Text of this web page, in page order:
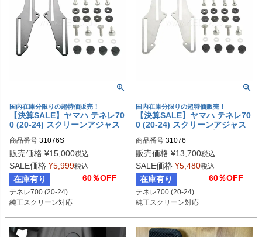
国内在庫分限りの超特価販売！
【決算SALE】ヤマハ テネレ70
0 (20-24) スクリーンアジャス
シールドアダプター 31076S ケ
ドー
商品番号 31076S
販売価格 ¥15,000税込
SALE価格 ¥5,999税込
在庫有り 60％OFF
テネレ700 (20-24)
純正スクリーン対応
国内在庫分限りの超特価販売！
【決算SALE】ヤマハ テネレ70
0 (20-24) スクリーンアジャス
シールドアダプター 31076 ケ
ドー
商品番号 31076
販売価格 ¥13,700税込
SALE価格 ¥5,480税込
在庫有り 60％OFF
テネレ700 (20-24)
純正スクリーン対応